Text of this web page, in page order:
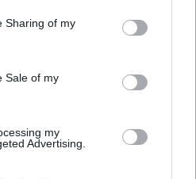
behaviour. You may click to
and its third-party tags to
purposes in below Google
Sharing of my
Sale of my
my
Advertising.